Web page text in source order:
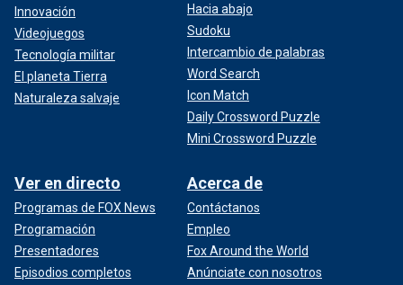
Innovación
Videojuegos
Tecnología militar
El planeta Tierra
Naturaleza salvaje
Hacia abajo
Sudoku
Intercambio de palabras
Word Search
Icon Match
Daily Crossword Puzzle
Mini Crossword Puzzle
Ver en directo
Programas de FOX News
Programación
Presentadores
Episodios completos
Acerca de
Contáctanos
Empleo
Fox Around the World
Anúnciate con nosotros